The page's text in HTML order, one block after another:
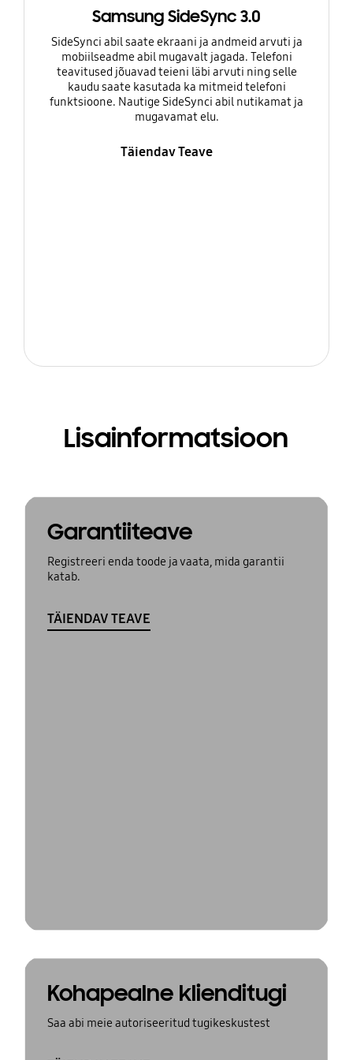
Samsung SideSync 3.0
SideSynci abil saate ekraani ja andmeid arvuti ja
mobiilseadme abil mugavalt jagada. Telefoni
teavitused jõuavad teieni läbi arvuti ning selle
kaudu saate kasutada ka mitmeid telefoni
funktsioone. Nautige SideSynci abil nutikamat ja
mugavamat elu.
Täiendav Teave
Lisainformatsioon
Garantiiteave
Registreeri enda toode ja vaata, mida garantii
katab.
TÄIENDAV TEAVE
Kohapealne klienditugi
Saa abi meie autoriseeritud tugikeskustest